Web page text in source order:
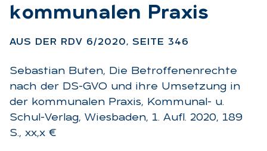
kom­mu­na­len Pra­xis
AUS DER RDV 6/2020, SEI­TE 346
Sebastian Buten, Die Betroffenenrechte
nach der DS-GVO und ihre Umsetzung in
der kommunalen Praxis, Kommunal- u.
Schul-Verlag, Wiesbaden, 1. Aufl. 2020, 189
S., xx,x €